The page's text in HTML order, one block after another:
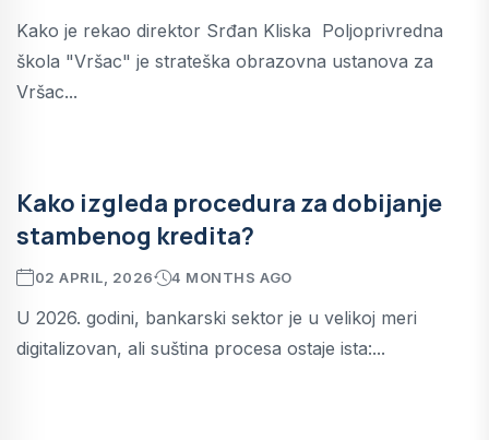
Kako je rekao direktor Srđan Kliska Poljoprivredna
škola "Vršac" je strateška obrazovna ustanova za
Vršac...
Kako izgleda procedura za dobijanje
stambenog kredita?
02 APRIL, 2026 4 MONTHS AGO
U 2026. godini, bankarski sektor je u velikoj meri
digitalizovan, ali suština procesa ostaje ista:...